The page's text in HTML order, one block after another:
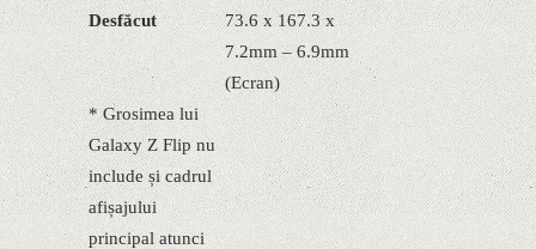
Desfăcut
73.6 x 167.3 x
7.2mm – 6.9mm
(Ecran)
* Grosimea lui
Galaxy Z Flip nu
include și cadrul
afișajului
principal atunci